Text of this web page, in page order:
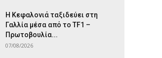
Η Κεφαλονιά ταξιδεύει στη
Γαλλία μέσα από το TF1 –
Πρωτοβουλία...
07/08/2026